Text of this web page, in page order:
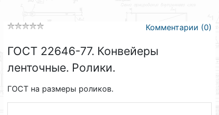
Комментарии (0)
ГОСТ 22646-77. Конвейеры
ленточные. Ролики.
ГОСТ на размеры роликов.